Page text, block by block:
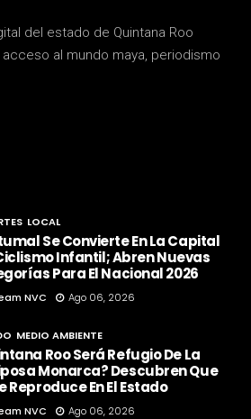
del estado de Quintana Roo
al mundo maya, periodismo
LOCAL
Se Convierte En La Capital
Infantil; Abren Nuevas
Para El Nacional 2026
NVC Ago 06, 2026
MEDIO AMBIENTE
Roo Será Refugio De La
Monarca? Descubren Que
Reproduce En El Estado
NVC Ago 06, 2026